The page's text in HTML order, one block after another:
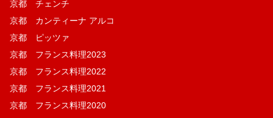
京都 チェンチ
京都 カンティーナ アルコ
京都 ピッツァ
京都 フランス料理2023
京都 フランス料理2022
京都 フランス料理2021
京都 フランス料理2020